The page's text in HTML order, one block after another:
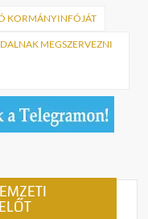
KORMÁNYINFÓJÁT
MEGSZERVEZNI